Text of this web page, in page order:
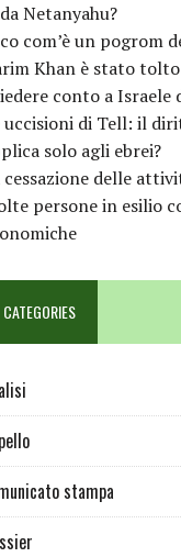
Netanyahu?
com’è un pogrom
Khan è stato
conto a Israele
uccisioni di Tell: il
solo agli ebrei?
cessazione delle
persone in esilio
CATEGORIES
stampa